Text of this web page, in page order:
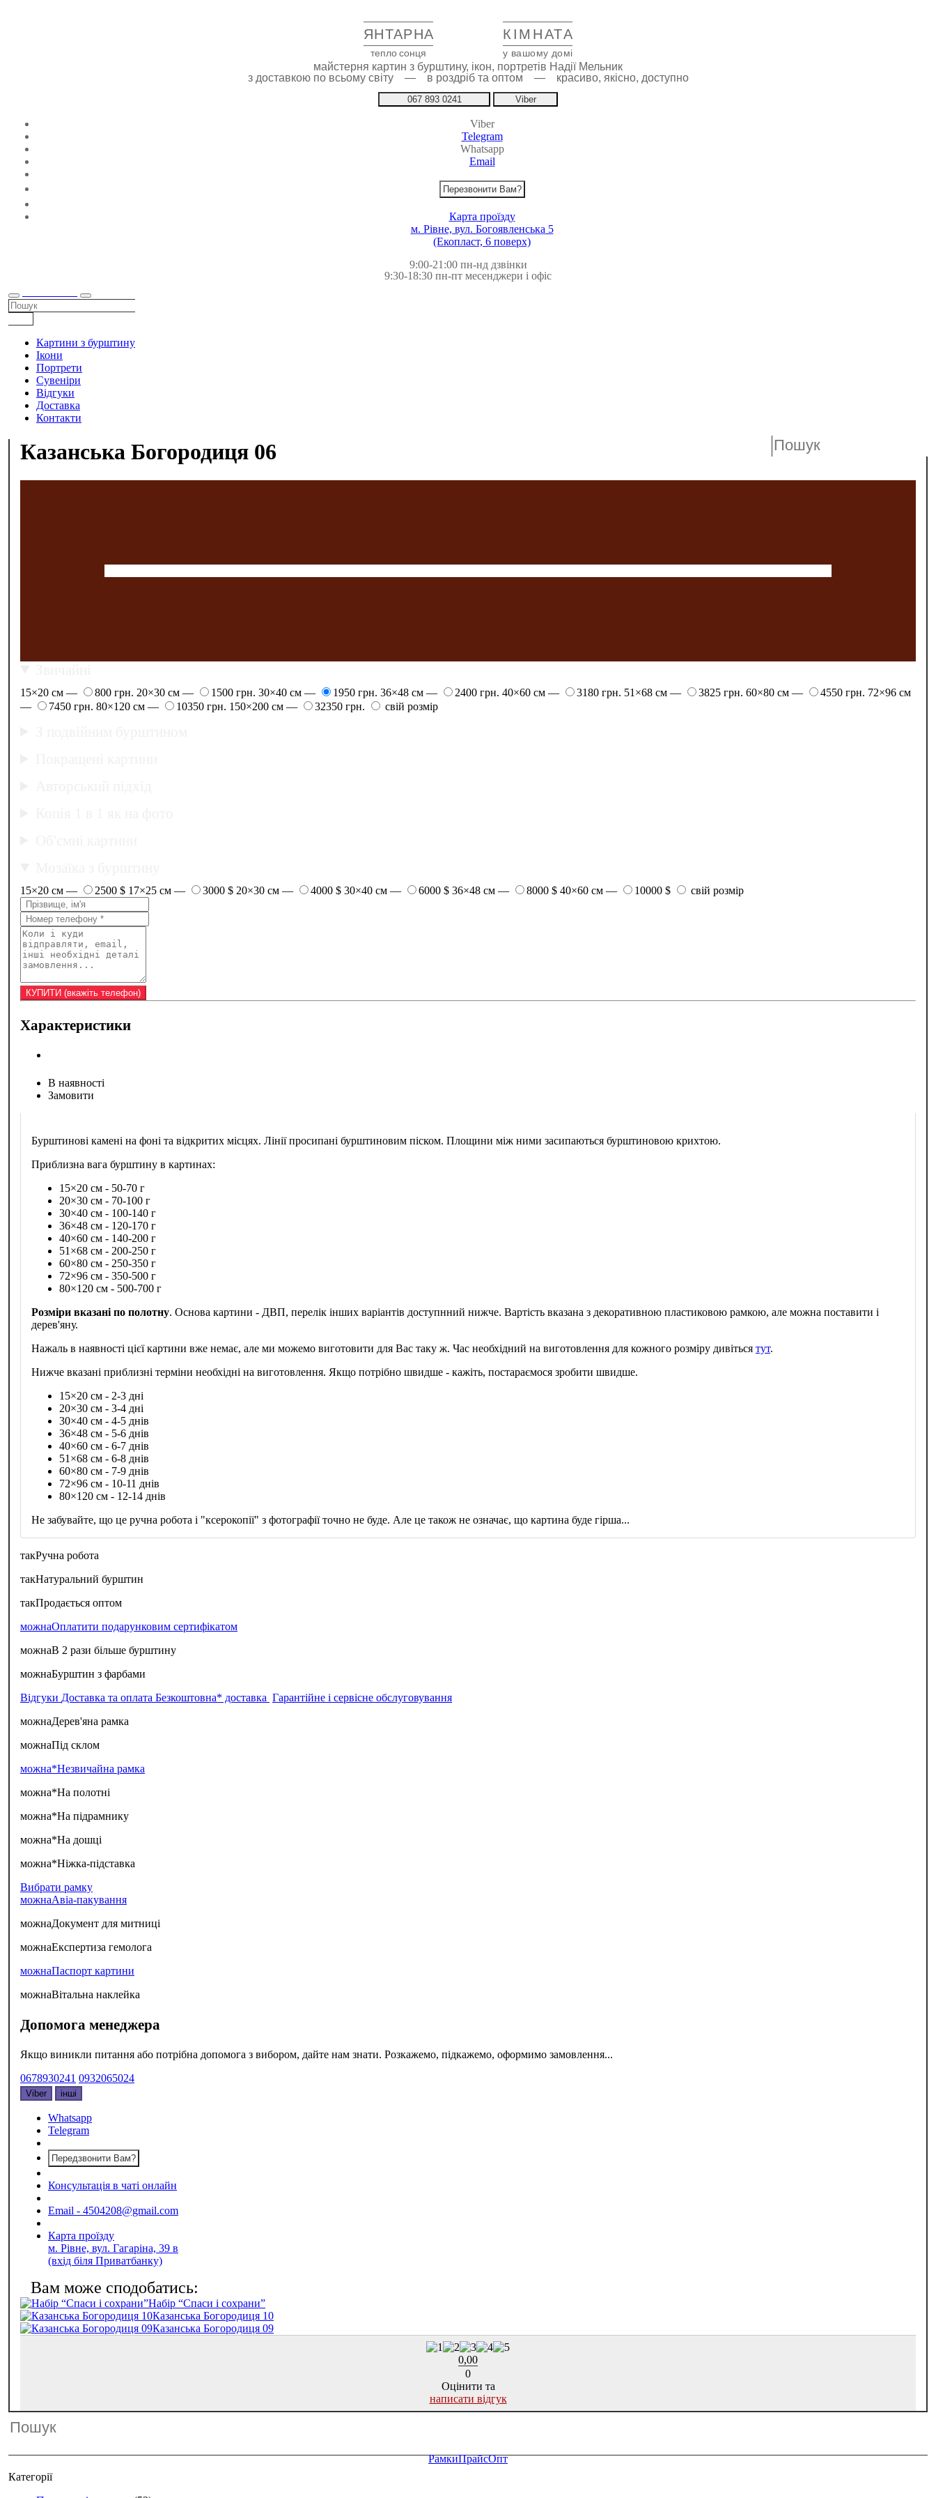
ЯНТАРНА КІМНАТА
тепло сонця у вашому домі
майстерня картин з бурштину, ікон, портретів Надії Мельник
з доставкою по всьому світу — в роздріб та оптом — красиво, якісно, доступно
067 893 0241 Viber
Viber
Telegram
Whatsapp
Email
Перезвонити Вам?
Карта проїзду
м. Рівне, вул. Богоявленська 5
(Екопласт, 6 поверх)
9:00-21:00 пн-нд дзвінки
9:30-18:30 пн-пт месенджери і офіс
Картини з бурштину
Ікони
Портрети
Сувеніри
Відгуки
Доставка
Контакти
Казанська Богородиця 06
15×20 см — 800 грн. 20×30 см — 1500 грн. 30×40 см — 1950 грн. 36×48 см — 2400 грн. 40×60 см — 3180 грн. 51×68 см — 3825 грн. 60×80 см — 4550 грн. 72×96 см
—
7450 грн. 80×120 см — 10350 грн. 150×200 см — 32350 грн. свій розмір
15×20 см — 2500 $ 17×25 см — 3000 $ 20×30 см — 4000 $ 30×40 см — 6000 $ 36×48 см — 8000 $ 40×60 см — 10000 $ свій розмір
Характеристики
В наявності
Замовити
Бурштинові камені на фоні та відкритих місцях. Лінії просипані бурштиновим піском. Площини між ними засипаються бурштиновою крихтою.
Приблизна вага бурштину в картинах:
15×20 см - 50-70 г
20×30 см - 70-100 г
30×40 см - 100-140 г
36×48 см - 120-170 г
40×60 см - 140-200 г
51×68 см - 200-250 г
60×80 см - 250-350 г
72×96 см - 350-500 г
80×120 см - 500-700 г
Розміри вказані по полотну. Основа картини - ДВП, перелік інших варіантів доступнний нижче. Вартість вказана з декоративною пластиковою рамкою, але можна поставити і
дерев'яну.
Нажаль в наявності цієї картини вже немає, але ми можемо виготовити для Вас таку ж. Час необхідний на виготовлення для кожного розміру дивіться тут.
Нижче вказані приблизні терміни необхідні на виготовлення. Якщо потрібно швидше - кажіть, постараємося зробити швидше.
15×20 см - 2-3 дні
20×30 см - 3-4 дні
30×40 см - 4-5 днів
36×48 см - 5-6 днів
40×60 см - 6-7 днів
51×68 см - 6-8 днів
60×80 см - 7-9 днів
72×96 см - 10-11 днів
80×120 см - 12-14 днів
Не забувайте, що це ручна робота і "ксерокопії" з фотографії точно не буде. Але це також не означає, що картина буде гірша...
такРучна робота
такНатуральний бурштин
такПродається оптом
можнаОплатити подарунковим сертифікатом
можнаВ 2 рази більше бурштину
можнаБурштин з фарбами
Відгуки Доставка та оплата Безкоштовна* доставка Гарантійне і сервісне обслуговування
можнаДерев'яна рамка
можнаПід склом
можна*Незвичайна рамка
можна*На полотні
можна*На підрамнику
можна*На дошці
можна*Ніжка-підставка
Вибрати рамку
можнаАвіа-пакування
можнаДокумент для митниці
можнаЕкспертиза гемолога
можнаПаспорт картини
можнаВітальна наклейка
Допомога менеджера
Якщо виникли питання або потрібна допомога з вибором, дайте нам знати. Розкажемо, підкажемо, оформимо замовлення...
0678930241 0932065024
Viber інші
Whatsapp
Telegram
Передзвонити Вам?
Консультація в чаті онлайн
Email - 4504208@gmail.com
Карта проїзду
м. Рівне, вул. Гагаріна, 39 в
(вхід біля Приватбанку)
Набір “Спаси і сохрани”
Казанська Богородиця 10
Казанська Богородиця 09
0,00
0
Оцінити та
написати відгук
РамкиПрайсОпт
Категорії